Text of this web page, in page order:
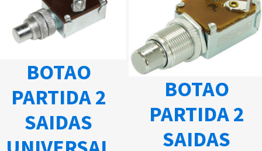
BOTAO
PARTIDA 2
SAIDAS
BOTAO
PARTIDA 2
SAIDAS